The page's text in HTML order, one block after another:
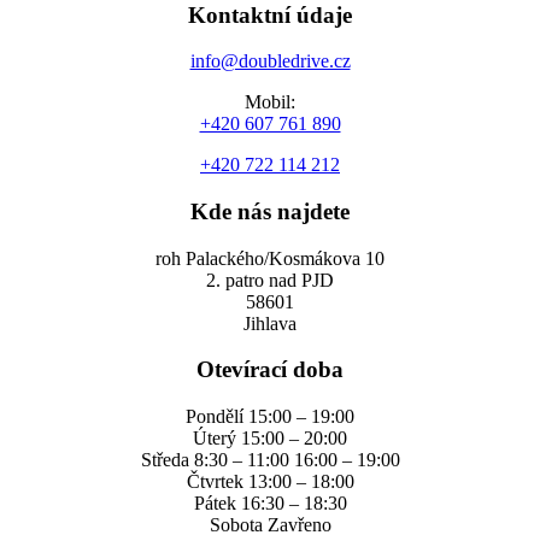
Kontaktní údaje
info@doubledrive.cz
Mobil:
+420 607 761 890
+420 722 114 212
Kde nás najdete
roh Palackého/Kosmákova 10
2. patro nad PJD
58601
Jihlava
Otevírací doba
Pondělí 15:00 – 19:00
Úterý 15:00 – 20:00
Středa 8:30 – 11:00 16:00 – 19:00
Čtvrtek 13:00 – 18:00
Pátek 16:30 – 18:30
Sobota Zavřeno